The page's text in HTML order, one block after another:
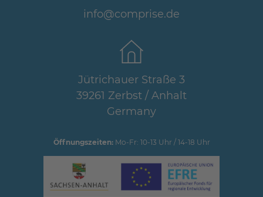
info@comprise.de
Jütrichauer Straße 3
39261 Zerbst / Anhalt
Germany
Öffnungszeiten:Mo-Fr: 10-13 Uhr / 14-18 Uhr